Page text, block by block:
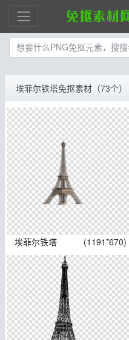
埃菲尔铁塔免抠素材（73个）
埃菲尔铁塔 (1191*670)